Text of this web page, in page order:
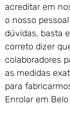
acreditar em
o nosso
dúvidas, basta
correto dizer
colaboradores
as medidas
para
Enrolar em